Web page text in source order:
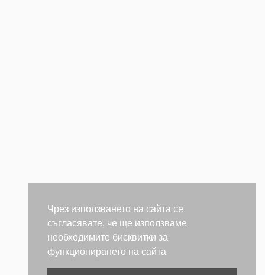
Чрез използването на сайта се
съгласявате, че ще използваме
необходимите бисквитки за
функционирането на сайта